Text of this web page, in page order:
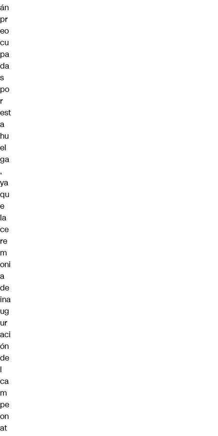
án
pr
eo
cu
pa
da
s
po
r
est
a
hu
el
ga
,
ya
qu
e
la
ce
re
m
oni
a
de
ina
ug
ur
aci
ón
de
l
ca
m
pe
on
at